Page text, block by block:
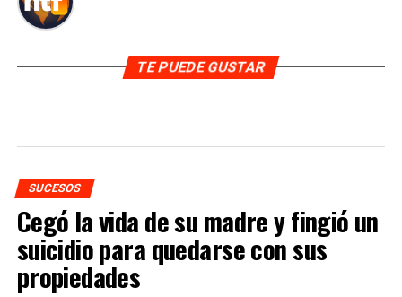
TE PUEDE GUSTAR
SUCESOS
Cegó la vida de su madre y fingió un
suicidio para quedarse con sus
propiedades